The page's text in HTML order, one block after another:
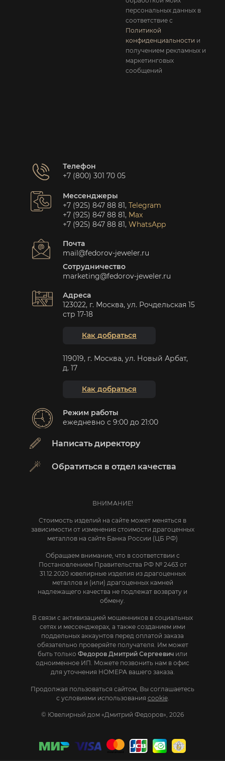
персональных данных в
соответствие с
Политикой
конфиденциальности и
получением рекламных и
маркетинговых
сообщений
Телефон
+7 (800) 301 70 05
Мессенджеры
+7 (925) 847 88 81, Telegram
+7 (925) 847 88 81, Max
+7 (925) 847 88 81, WhatsApp
Почта
mail@fedorov-jeweler.ru
Сотрудничество
marketing@fedorov-jeweler.ru
Адреса
123022, г. Москва, ул. Рочдельская 15
стр 17-18
Как добраться
119019, г. Москва, ул. Новый Арбат,
д. 17
Как добраться
Режим работы
ежедневно с 9:00 до 21:00
Написать директору
Обратиться в отдел качества
ВНИМАНИЕ!
Стоимость изделий на сайте может меняться в
зависимости от изменения стоимости драгоценных
металлов на сайте Банка России (ЦБ РФ)
Обращаем внимание, что в соответствии с
Постановлением Правительства РФ № 2463 от
31.12.2020 ювелирные изделия из драгоценных
металлов и (или) драгоценных камней
надлежащего качества не подлежат возврату и
обмену.
В связи с активизацией мошенников в социальных
сетях и мессенджерах, а также созданием ими
поддельных аккаунтов перед оплатой заказа
обязательно проверяйте получателя. Им может
быть только Федоров Дмитрий Сергеевич или
одноименное ИП. Mожете позвонить нам в офис
для уточнения НОМЕРА вашего заказа.
Продолжая пользоваться сайтом, Вы соглашаетесь
с условиями использования cookie.
© Ювелирный дом «Дмитрий Федоров», 2026